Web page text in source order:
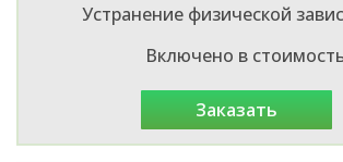
Устранение физической
Включено в
заказать